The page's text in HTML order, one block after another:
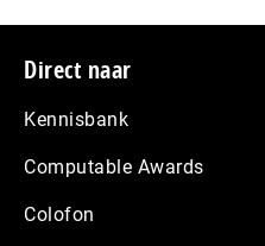
Footer
Direct naar
Kennisbank
Computable Awards
Colofon